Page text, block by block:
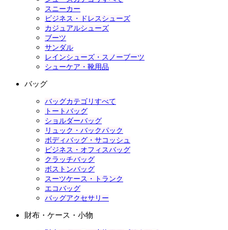
スニーカー
ビジネス・ドレスシューズ
カジュアルシューズ
ブーツ
サンダル
レインシューズ・スノーブーツ
シューケア・靴用品
バッグ
バッグカテゴリすべて
トートバッグ
ショルダーバッグ
リュック・バックパック
ボディバッグ・サコッシュ
ビジネス・オフィスバッグ
クラッチバッグ
ボストンバッグ
スーツケース・トランク
エコバッグ
バッグアクセサリー
財布・ケース・小物